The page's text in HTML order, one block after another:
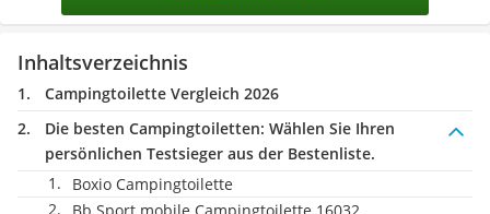
Inhaltsverzeichnis
Campingtoilette Vergleich 2026
Die besten Campingtoiletten: Wählen Sie Ihren
persönlichen Testsieger aus der Bestenliste.
Boxio Campingtoilette